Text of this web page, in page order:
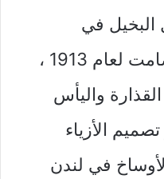
البخيل في
المسرحيات والفيلم الصامت لعام 1913 ،
واليأس
الأزياء
في لندن